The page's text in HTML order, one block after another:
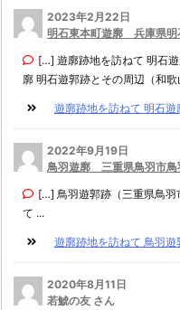
2023年2月22日
明石東本町遊廓 兵庫県明
[…] 遊廓跡地を訪ねて 明石
廓 明石遊郭跡とその周辺（和歌
遊廓跡地を訪ねて 明石遊
2022年9月19日
鳥羽遊廓 三重県鳥羽市鳥
[…] 鳥羽遊郭跡（三重県鳥
て ...
遊廓跡地を訪ねて 鳥羽遊
2020年8月11日
若鯱の友 さん